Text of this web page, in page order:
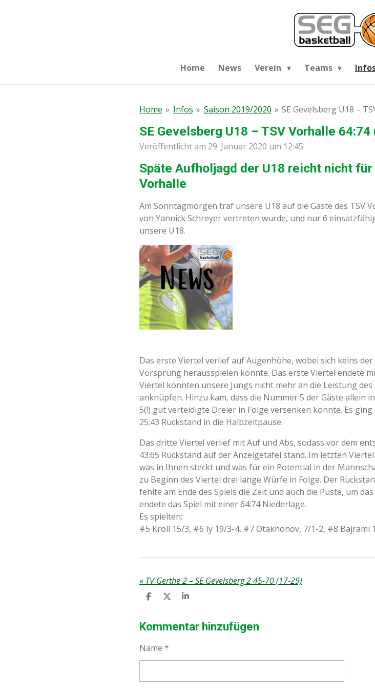
Home News Verein Teams
Home » Infos » Saison 2019/2020 » SE Gevelsberg U18 –
SE Gevelsberg U18 – TSV Vorhalle 64:74
Veröffentlicht am 29. Januar 2020 um 12:45
Späte Aufholjagd der U18 reicht nicht
Vorhalle
Am Sonntagmorgen traf unsere U18 auf die Gäste des TSV
von Yannick Schreyer vertreten wurde, und nur 6
unsere U18.
Das erste Viertel verlief auf Augenhöhe, wobei sich keins
Vorsprung herausspielen konnte. Das erste Viertel endete
Viertel konnten unsere Jungs nicht mehr an die Leistung
anknüpfen. Hinzu kam, dass die Nummer 5 der Gäste allein
5(!) gut verteidigte Dreier in Folge versenken konnte. Es
25:43 Rückstand in die Halbzeitpause.
Das dritte Viertel verlief mit Auf und Abs, sodass vor dem
43:65 Rückstand auf der Anzeigetafel stand. Im letzten
was in Ihnen steckt und was für ein Potential in der
zu Beginn des Viertel drei lange Würfe in Folge. Der
fehlte am Ende des Spiels die Zeit und auch die Puste, um
endete das Spiel mit einer 64:74 Niederlage.
Es spielten:
#5 Kroll 15/3, #6 Iy 19/3-4, #7 Otakhonov, 7/1-2, #8 Bajrami
« TV Gerthe 2 – SE Gevelsberg 2 45-70 (17-29)
T
L
E
T
L
E
T
L
E
Kommentar hinzufügen
Name *